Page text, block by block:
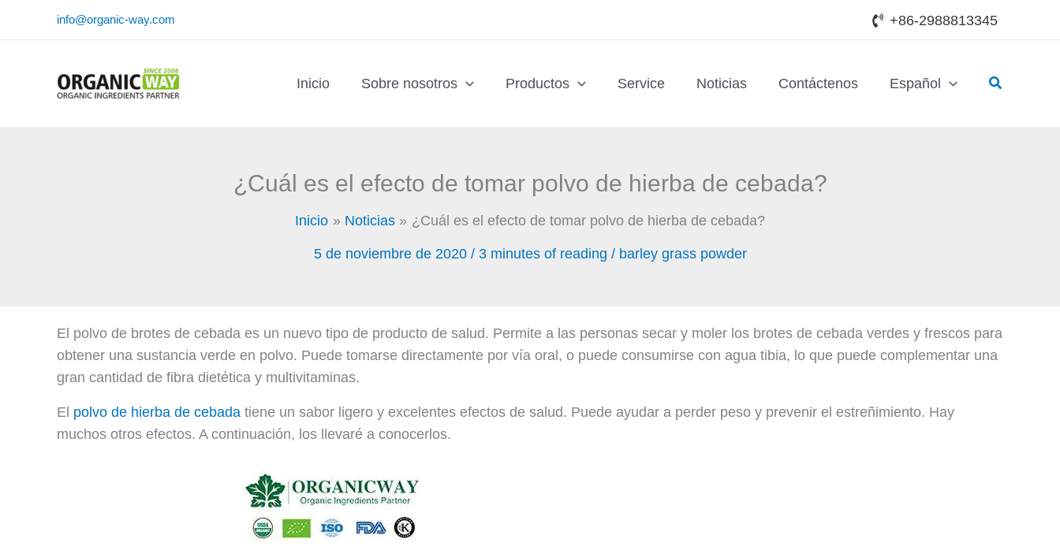
info@organic-way.com +86-2988813345
Inicio Sobre nosotros Productos Service Noticias Contáctenos Español Buscar
¿Cuál es el efecto de tomar polvo de hierba de cebada?
Inicio Noticias ¿Cuál es el efecto de tomar polvo de hierba de cebada?
5 de noviembre de 2020 / 3 minutes of reading / barley grass powder
El polvo de brotes de cebada es un nuevo tipo de producto de salud. Permite a las personas secar y moler los brotes de cebada verdes y frescos para
obtener una sustancia verde en polvo. Puede tomarse directamente por vía oral, o puede consumirse con agua tibia, lo que puede complementar una
gran cantidad de fibra dietética y multivitaminas.
El polvo de hierba de cebada tiene un sabor ligero y excelentes efectos de salud. Puede ayudar a perder peso y prevenir el estreñimiento. Hay
muchos otros efectos. A continuación, los llevaré a conocerlos.